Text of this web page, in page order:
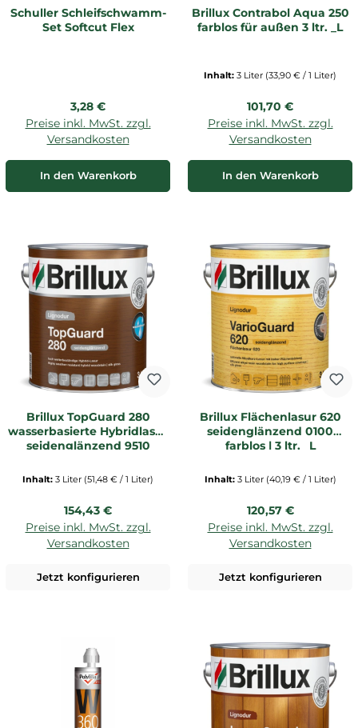
Schuller Schleifschwamm-
Set Softcut Flex
Regulärer Preis:
3,28 €
Preise inkl. MwSt. zzgl.
Versandkosten
In den Warenkorb
Brillux Contrabol Aqua 250
farblos für außen 3 ltr. _L
Inhalt: 3 Liter (33,90 € / 1 Liter)
Regulärer Preis:
101,70 €
Preise inkl. MwSt. zzgl.
Versandkosten
In den Warenkorb
Brillux TopGuard 280
wasserbasierte Hybridlasur
seidenglänzend 9510
Inhalt: 3 Liter (51,48 € / 1 Liter)
Regulärer Preis:
154,43 €
Preise inkl. MwSt. zzgl.
Versandkosten
Jetzt konfigurieren
Brillux Flächenlasur 620
seidenglänzend 0100
farblos | 3 ltr. _L
Inhalt: 3 Liter (40,19 € / 1 Liter)
Regulärer Preis:
120,57 €
Preise inkl. MwSt. zzgl.
Versandkosten
Jetzt konfigurieren